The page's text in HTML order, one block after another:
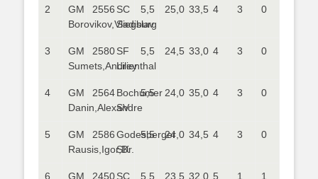
2
GM
Borovikov,Vladislav
2556 SC
Siegburg
5,5 25,0 33,5 4 3 0
3
GM
Sumets,Andrey
2580SF
Lilienthal
5,5 24,5 33,0 4 3 0
4
GM
Danin,Alexandre
2564Bochumer
SV
5,5 24,0 35,0 4 3 0
5
GM
Rausis,Igor,Dr.
2586Godesberger
SK
5,5 24,0 34,5 4 3 0
6
GM
2450SC
5,5 23,5 32,0 5 1 1